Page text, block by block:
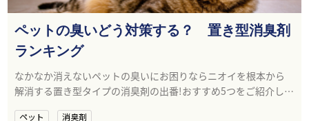
ペットの臭いどう対策する？ 置き型消臭剤
ランキング
なかなか消えないペットの臭いにお困りならニオイを根本から
解消する置き型タイプの消臭剤の出番!おすすめ5つをご紹介しま
ペット 消臭剤